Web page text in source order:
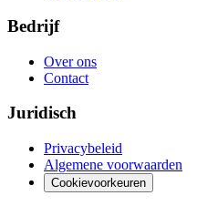
Bedrijf
Over ons
Contact
Juridisch
Privacybeleid
Algemene voorwaarden
Cookievoorkeuren